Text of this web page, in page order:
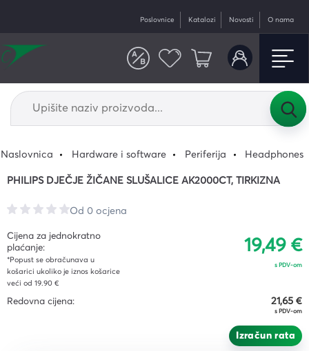
Poslovnice Katalozi Novosti O nama
Naslovnica Hardware i software Periferija Headphones
PHILIPS DJEČJE ŽIČANE SLUŠALICE AK2000CT, TIRKIZNA
Od 0 ocjena
Cijena za jednokratno
plaćanje:
*Popust se obračunava u
košarici ukoliko je iznos košarice
veći od 19.90 €
19,49 €
s PDV-om
Redovna cijena: 21,65 €
s PDV-om
Izračun rata